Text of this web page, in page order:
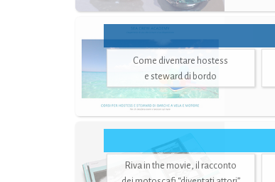
Come diventare hostess
e steward di bordo
Riva in the movie, il racconto